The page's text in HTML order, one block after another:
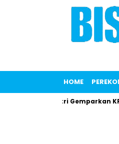
HOME
Liana Saputri Gemparkan